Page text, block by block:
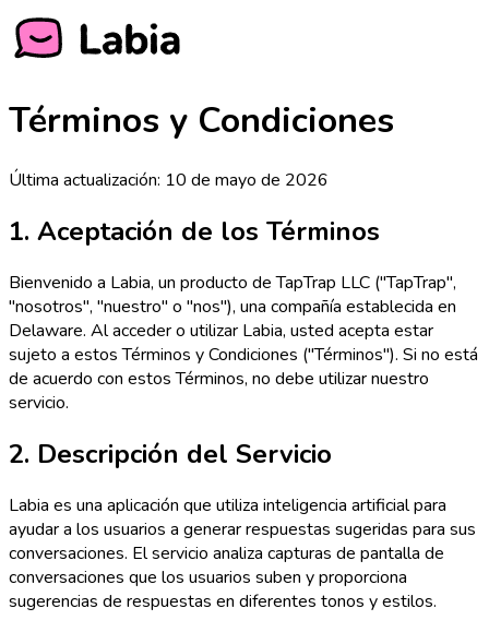
Términos y Condiciones
Última actualización: 10 de mayo de 2026
1. Aceptación de los Términos
Bienvenido a Labia, un producto de TapTrap LLC ("TapTrap",
"nosotros", "nuestro" o "nos"), una compañía establecida en
Delaware. Al acceder o utilizar Labia, usted acepta estar
sujeto a estos Términos y Condiciones ("Términos"). Si no está
de acuerdo con estos Términos, no debe utilizar nuestro
servicio.
2. Descripción del Servicio
Labia es una aplicación que utiliza inteligencia artificial para
ayudar a los usuarios a generar respuestas sugeridas para sus
conversaciones. El servicio analiza capturas de pantalla de
conversaciones que los usuarios suben y proporciona
sugerencias de respuestas en diferentes tonos y estilos.